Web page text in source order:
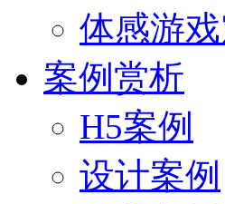
体感游戏
案例赏析
H5案例
设计案例